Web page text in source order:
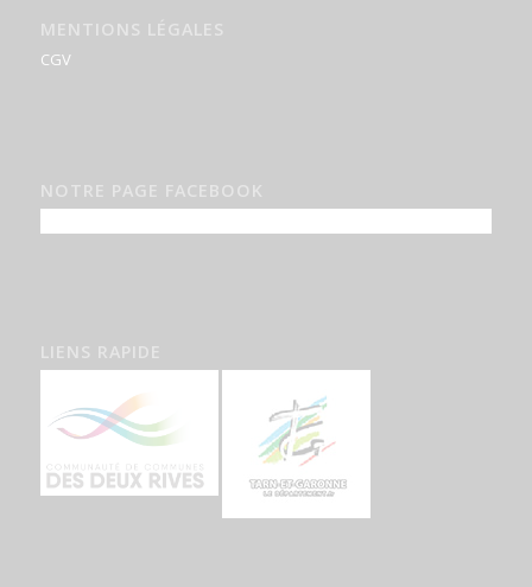
MENTIONS LÉGALES
CGV
NOTRE PAGE FACEBOOK
LIENS RAPIDE